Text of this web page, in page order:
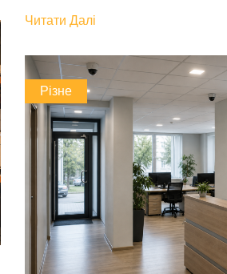
Читати Далі
Різне